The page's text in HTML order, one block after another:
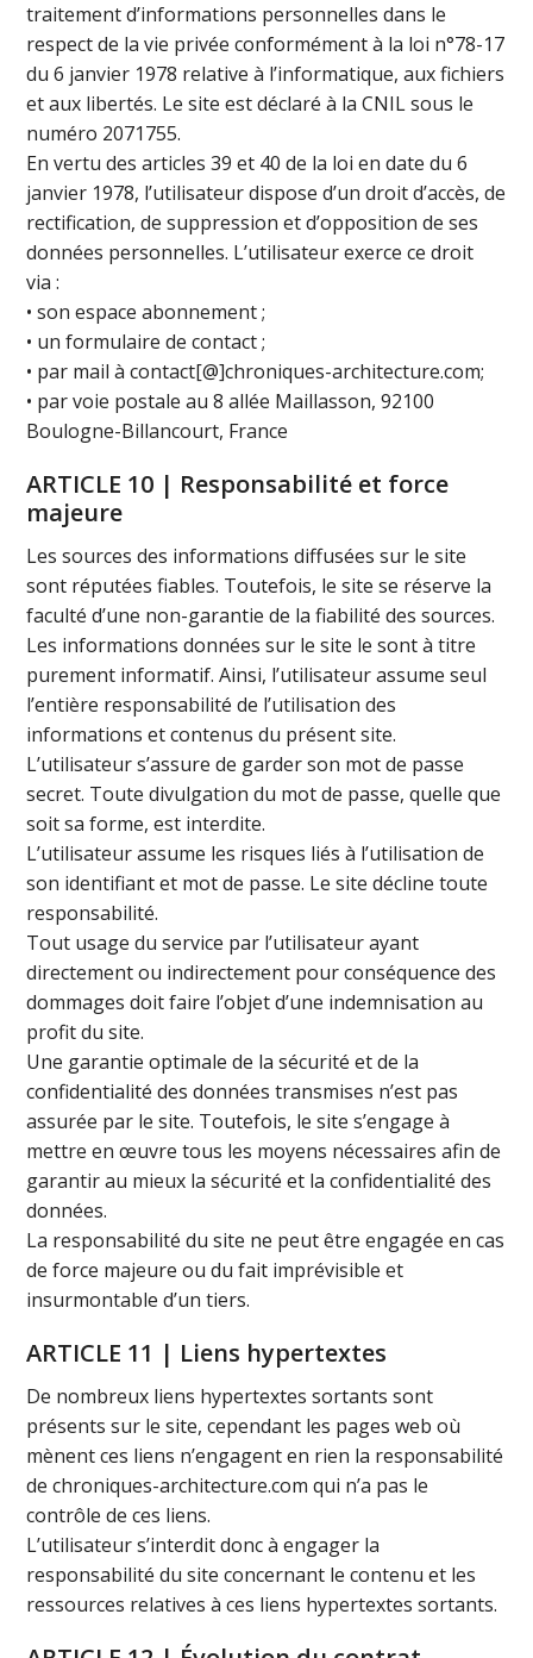
traitement d’informations personnelles dans le
respect de la vie privée conformément à la loi n°78-17
du 6 janvier 1978 relative à l’informatique, aux fichiers
et aux libertés. Le site est déclaré à la CNIL sous le
numéro 2071755.
En vertu des articles 39 et 40 de la loi en date du 6
janvier 1978, l’utilisateur dispose d’un droit d’accès, de
rectification, de suppression et d’opposition de ses
données personnelles. L’utilisateur exerce ce droit
via :
• son espace abonnement ;
• un formulaire de contact ;
• par mail à contact[@]chroniques-architecture.com;
• par voie postale au 8 allée Maillasson, 92100
Boulogne-Billancourt, France
ARTICLE 10 | Responsabilité et force
majeure
Les sources des informations diffusées sur le site
sont réputées fiables. Toutefois, le site se réserve la
faculté d’une non-garantie de la fiabilité des sources.
Les informations données sur le site le sont à titre
purement informatif. Ainsi, l’utilisateur assume seul
l’entière responsabilité de l’utilisation des
informations et contenus du présent site.
L’utilisateur s’assure de garder son mot de passe
secret. Toute divulgation du mot de passe, quelle que
soit sa forme, est interdite.
L’utilisateur assume les risques liés à l’utilisation de
son identifiant et mot de passe. Le site décline toute
responsabilité.
Tout usage du service par l’utilisateur ayant
directement ou indirectement pour conséquence des
dommages doit faire l’objet d’une indemnisation au
profit du site.
Une garantie optimale de la sécurité et de la
confidentialité des données transmises n’est pas
assurée par le site. Toutefois, le site s’engage à
mettre en œuvre tous les moyens nécessaires afin de
garantir au mieux la sécurité et la confidentialité des
données.
La responsabilité du site ne peut être engagée en cas
de force majeure ou du fait imprévisible et
insurmontable d’un tiers.
ARTICLE 11 | Liens hypertextes
De nombreux liens hypertextes sortants sont
présents sur le site, cependant les pages web où
mènent ces liens n’engagent en rien la responsabilité
de chroniques-architecture.com qui n’a pas le
contrôle de ces liens.
L’utilisateur s’interdit donc à engager la
responsabilité du site concernant le contenu et les
ressources relatives à ces liens hypertextes sortants.